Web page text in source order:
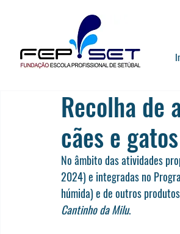
Recolha de
cães e gatos
No âmbito das atividades
2024) e integradas no
húmida) e de outros
Cantinho da Milu.